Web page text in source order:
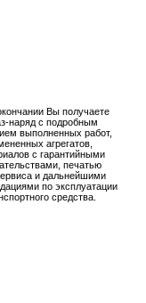
Вы получаете
наряд с подробным
выполненных работ,
агрегатов,
с гарантийными
печатью
и дальнейшими
по эксплуатации
средства.